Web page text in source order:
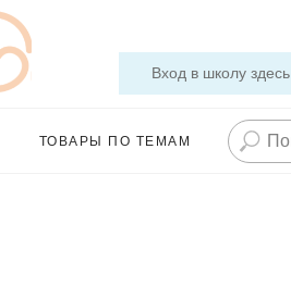
Вход в школу здесь
ТОВАРЫ ПО ТЕМАМ